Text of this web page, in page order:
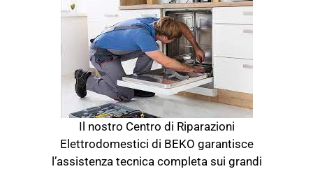
Il nostro Centro di Riparazioni
Elettrodomestici di BEKO garantisce
l’assistenza tecnica completa sui grandi